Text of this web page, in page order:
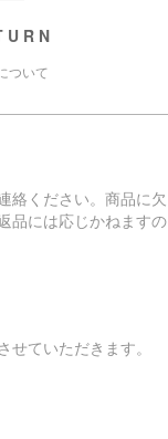
ついて
絡ください。商品に欠
品には応じかねますの
ていただきます。